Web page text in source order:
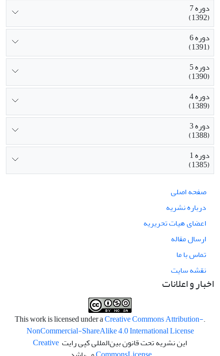
دوره 7
(1392)
دوره 6
(1391)
دوره 5
(1390)
دوره 4
(1389)
دوره 3
(1388)
دوره 1
(1385)
صفحه اصلی
درباره نشریه
اعضای هیات تحریریه
ارسال مقاله
تماس با ما
نقشه سایت
اخبار و اعلانات
.This work is licensed under a
Creative Commons Attribution-
NonCommercial-ShareAlike 4.0 International License
این نشریه تحت قانون بین‌المللی کپی رایت Creative